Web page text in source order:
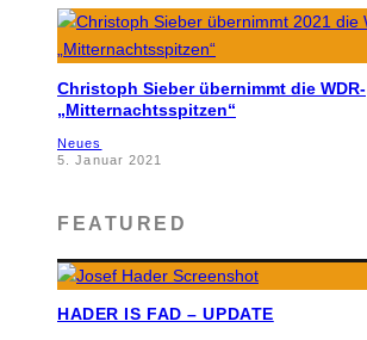
Christoph Sieber übernimmt die WDR-
„Mitternachtsspitzen“
Neues
5. Januar 2021
FEATURED
HADER IS FAD – UPDATE